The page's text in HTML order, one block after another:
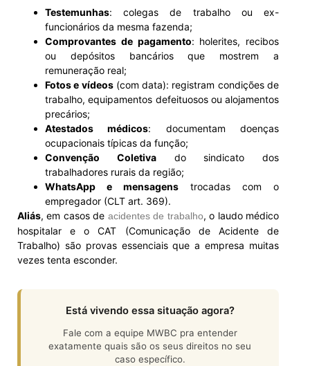
Testemunhas: colegas de trabalho ou ex-
funcionários da mesma fazenda;
Comprovantes de pagamento: holerites, recibos
ou depósitos bancários que mostrem a
remuneração real;
Fotos e vídeos(com data): registram condições de
trabalho, equipamentos defeituosos ou alojamentos
precários;
Atestados médicos: documentam doenças
ocupacionais típicas da função;
Convenção Coletivado sindicato dos
trabalhadores rurais da região;
WhatsApp e mensagens trocadas com o
empregador (CLT art. 369).
Aliás, em casos de acidentes de trabalho, o laudo médico
hospitalar e o CAT (Comunicação de Acidente de
Trabalho) são provas essenciais que a empresa muitas
vezes tenta esconder.
Está vivendo essa situação agora?
Fale com a equipe MWBC pra entender
exatamente quais são os seus direitos no seu
caso específico.